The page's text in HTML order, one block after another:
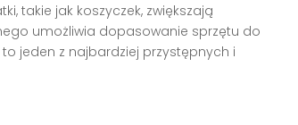
takie jak koszyczek, zwiększają
umożliwia dopasowanie sprzętu do
jeden z najbardziej przystępnych i